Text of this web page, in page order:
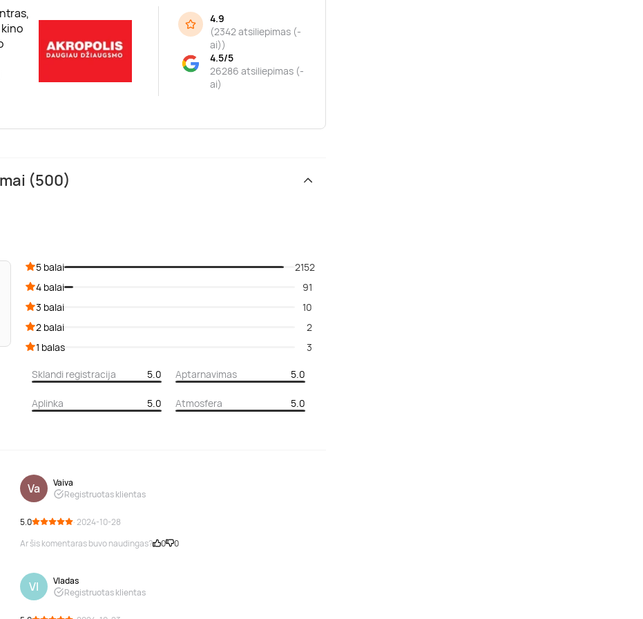
4.9
(2342 atsiliepimas (-
ai))
4.5/5
26286 atsiliepimas (-
ai)
(500)
5 balai
2152
4 balai
91
3 balai
10
2 balai
2
1 balas
3
Sklandi registracija 5.0 Aptarnavimas 5.0
Aplinka 5.0 Atmosfera 5.0
Va
Vaiva
Registruotas klientas
5.0
· 2024-10-28
Ar šis komentaras buvo naudingas?
0 0
Vl
Vladas
Registruotas klientas